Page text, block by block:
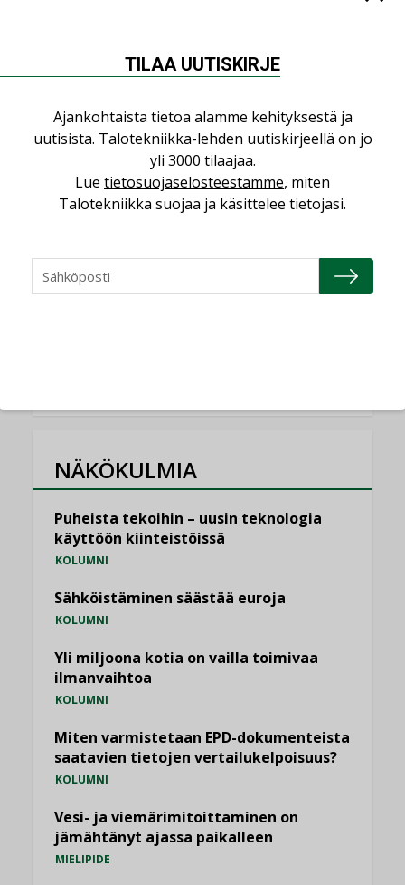
AJANKOHTAISTA
”Tulevat kilpailuedut syntyvät, kun
erilliset teknologiat tuodaan yhteen”
,TILAAJILLE
Puutteellinen eristys lisää lämpöhäviöitä
Kaivamattomat menetelmät
vakiinnuttavat asemansa taloyhtiöissä
NÄKÖKULMIA
Puheista tekoihin – uusin teknologia
käyttöön kiinteistöissä
KOLUMNI
Sähköistäminen säästää euroja
KOLUMNI
Yli miljoona kotia on vailla toimivaa
ilmanvaihtoa
KOLUMNI
Miten varmistetaan EPD-dokumenteista
saatavien tietojen vertailukelpoisuus?
KOLUMNI
Vesi- ja viemärimitoittaminen on
jämähtänyt ajassa paikalleen
MIELIPIDE
TILAA UUTISKIRJE
Ajankohtaista tietoa alamme kehityksestä ja
uutisista. Talotekniikka-lehden uutiskirjeellä on jo
yli 3000 tilaajaa.
Lue tietosuojaselosteestamme, miten
Talotekniikka suojaa ja käsittelee tietojasi.